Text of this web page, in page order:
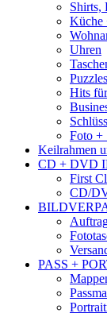
Shirts,
Küche
Uhren
Hits
Foto +
Keilrahmen
CD + DVD
First
CD/
PASS +